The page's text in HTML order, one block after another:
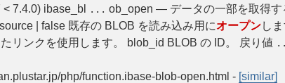
7.4.0) ibase_bl
... ob_open — データの一部を取得す
| false 既存の BLOB を読み込み用にオープンし
たリンクを使用します。 blob_id BLOB の ID。 戻り値
php/function.ibase-blob-open.html - [similar]